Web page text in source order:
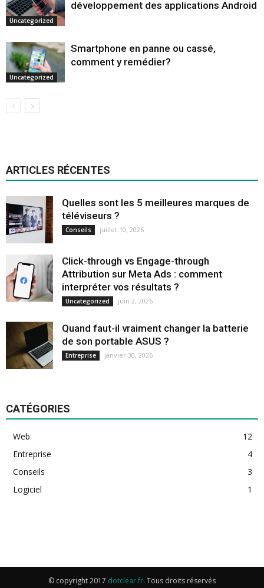
Uncategorized
développement des applications Android
Uncategorized
Smartphone en panne ou cassé,
comment y remédier?
ARTICLES RÉCENTES
Quelles sont les 5 meilleures marques de
téléviseurs ?
Conseils juillet 10, 2026
Click-through vs Engage-through
Attribution sur Meta Ads : comment
interpréter vos résultats ?
Uncategorized juin 2, 2026
Quand faut-il vraiment changer la batterie
de son portable ASUS ?
Entreprise janvier 30, 2026
CATÉGORIES
Web
12
Entreprise
4
Conseils
3
Logiciel
1
© copyright 2017 dotclear.fr. Tous droits réservés